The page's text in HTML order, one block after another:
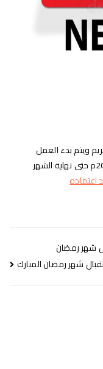
ويتم بدء العمل
بالجدول بدءا من يوم السبت الموافق 2-4-2022م حتى نهاية الشهر
شهر رمضان
شهر رمضان المبارك